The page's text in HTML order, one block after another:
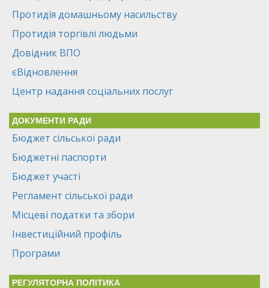
Протидія домашньому насильству
Протидія торгівлі людьми
Довідник ВПО
єВідновлення
Центр надання соціальних послуг
ДОКУМЕНТИ РАДИ
Бюджет сільської ради
Бюджетні паспорти
Бюджет участі
Регламент сільської ради
Місцеві податки та збори
Інвестиційний профіль
Програми
РЕГУЛЯТОРНА ПОЛІТИКА